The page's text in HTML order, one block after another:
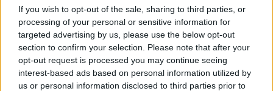
If you wish to opt-out of the sale, sharing to third parties, or
processing of your personal or sensitive information for
targeted advertising by us, please use the below opt-out
section to confirm your selection. Please note that after your
opt-out request is processed you may continue seeing
interest-based ads based on personal information utilized by
us or personal information disclosed to third parties prior to